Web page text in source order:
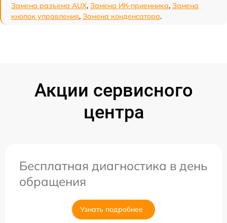
Замена разъема AUX, Замена ИК-приемника, Замена
кнопок управления, Замена конденсатора.
Акции сервисного
центра
Бесплатная диагностика в день
обращения
Узнать подробнее